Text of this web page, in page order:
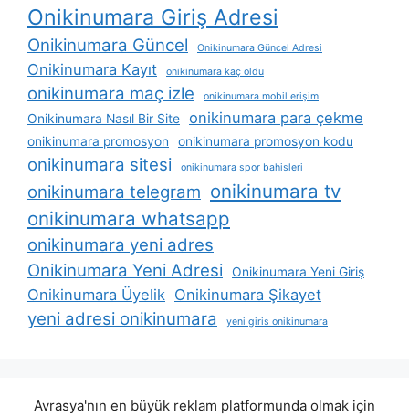
Onikinumara Giriş Adresi
Onikinumara Güncel Onikinumara Güncel Adresi
Onikinumara Kayıt onikinumara kaç oldu
onikinumara maç izle onikinumara mobil erişim
Onikinumara Nasıl Bir Site onikinumara para çekme
onikinumara promosyon onikinumara promosyon kodu
onikinumara sitesi onikinumara spor bahisleri
onikinumara telegram onikinumara tv
onikinumara whatsapp
onikinumara yeni adres
Onikinumara Yeni Adresi
Onikinumara Yeni Giriş
Onikinumara Üyelik Onikinumara Şikayet
yeni adresi onikinumara yeni giris onikinumara
Avrasya'nın en büyük reklam platformunda olmak için